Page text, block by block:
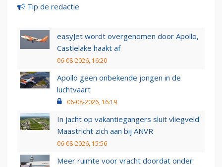
Tip de redactie
easyJet wordt overgenomen door Apollo,
Castlelake haakt af
06-08-2026, 16:20
Apollo geen onbekende jongen in de
luchtvaart
06-08-2026, 16:19
In jacht op vakantiegangers sluit vliegveld
Maastricht zich aan bij ANVR
06-08-2026, 15:56
Meer ruimte voor vracht doordat onder